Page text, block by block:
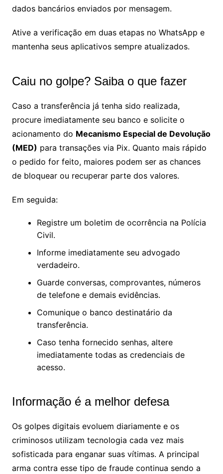
dados bancários enviados por mensagem.
Ative a verificação em duas etapas no WhatsApp e
mantenha seus aplicativos sempre atualizados.
Caiu no golpe? Saiba o que fazer
Caso a transferência já tenha sido realizada,
procure imediatamente seu banco e solicite o
acionamento do Mecanismo Especial de Devolução
(MED) para transações via Pix. Quanto mais rápido
o pedido for feito, maiores podem ser as chances
de bloquear ou recuperar parte dos valores.
Em seguida:
Registre um boletim de ocorrência na Polícia
Civil.
Informe imediatamente seu advogado
verdadeiro.
Guarde conversas, comprovantes, números
de telefone e demais evidências.
Comunique o banco destinatário da
transferência.
Caso tenha fornecido senhas, altere
imediatamente todas as credenciais de
acesso.
Informação é a melhor defesa
Os golpes digitais evoluem diariamente e os
criminosos utilizam tecnologia cada vez mais
sofisticada para enganar suas vítimas. A principal
arma contra esse tipo de fraude continua sendo a